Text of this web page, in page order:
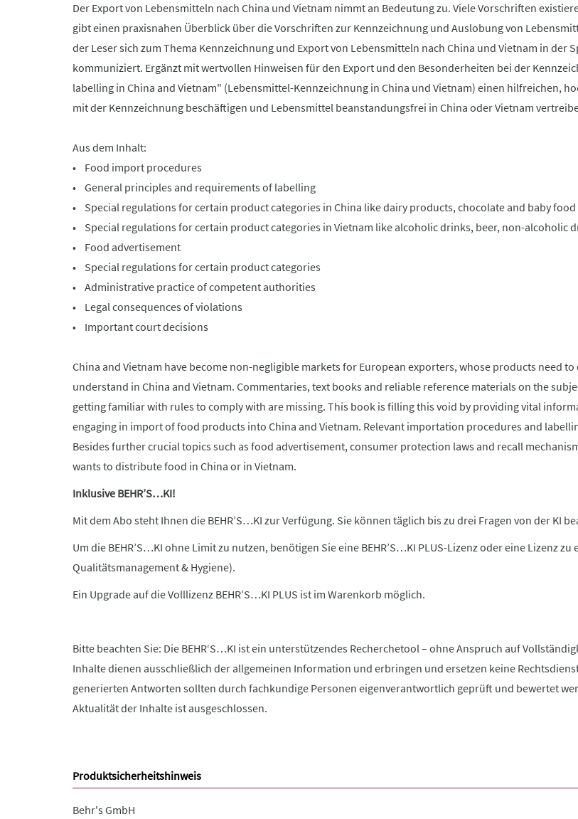
Der Export von Lebensmitteln nach China und Vietnam nimmt an Bedeutung zu. Viele Vorschriften
gibt einen praxisnahen Überblick über die Vorschriften zur Kennzeichnung und Auslobung von
der Leser sich zum Thema Kennzeichnung und Export von Lebensmitteln nach China und Vietnam in
kommuniziert. Ergänzt mit wertvollen Hinweisen für den Export und den Besonderheiten bei der
labelling in China and Vietnam" (Lebensmittel-Kennzeichnung in China und Vietnam) einen hilfreichen,
mit der Kennzeichnung beschäftigen und Lebensmittel beanstandungsfrei in China oder Vietnam
Aus dem Inhalt:
• Food import procedures
• General principles and requirements of labelling
• Special regulations for certain product categories in China like dairy products, chocolate and baby food
• Special regulations for certain product categories in Vietnam like alcoholic drinks, beer, non-alcoholic
• Food advertisement
• Special regulations for certain product categories
• Administrative practice of competent authorities
• Legal consequences of violations
• Important court decisions
China and Vietnam have become non-negligible markets for European exporters, whose products need
understand in China and Vietnam. Commentaries, text books and reliable reference materials on the
getting familiar with rules to comply with are missing. This book is filling this void by providing vital
engaging in import of food products into China and Vietnam. Relevant importation procedures and
Besides further crucial topics such as food advertisement, consumer protection laws and recall
wants to distribute food in China or in Vietnam.
Inklusive BEHR’S…KI!
Mit dem Abo steht Ihnen die BEHR’S…KI zur Verfügung. Sie können täglich bis zu drei Fragen von der KI
Um die BEHR’S…KI ohne Limit zu nutzen, benötigen Sie eine BEHR’S…KI PLUS-Lizenz oder eine Lizenz
Qualitätsmanagement & Hygiene).
Ein Upgrade auf die Volllizenz BEHR’S…KI PLUS ist im Warenkorb möglich.
Bitte beachten Sie: Die BEHR‘S…KI ist ein unterstützendes Recherchetool – ohne Anspruch auf
Inhalte dienen ausschließlich der allgemeinen Information und erbringen und ersetzen keine
generierten Antworten sollten durch fachkundige Personen eigenverantwortlich geprüft und bewertet
Aktualität der Inhalte ist ausgeschlossen.
Produktsicherheitshinweis
Behr's GmbH